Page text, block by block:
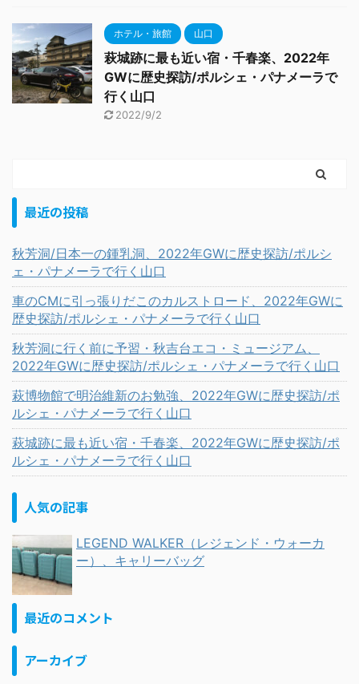
ホテル・旅館 山口
萩城跡に最も近い宿・千春楽、2022年
GWに歴史探訪/ポルシェ・パナメーラで
行く山口
2022/9/2
最近の投稿
秋芳洞/日本一の鍾乳洞、2022年GWに歴史探訪/ポルシ
ェ・パナメーラで行く山口
車のCMに引っ張りだこのカルストロード、2022年GWに
歴史探訪/ポルシェ・パナメーラで行く山口
秋芳洞に行く前に予習・秋吉台エコ・ミュージアム、
2022年GWに歴史探訪/ポルシェ・パナメーラで行く山口
萩博物館で明治維新のお勉強、2022年GWに歴史探訪/ポ
ルシェ・パナメーラで行く山口
萩城跡に最も近い宿・千春楽、2022年GWに歴史探訪/ポ
ルシェ・パナメーラで行く山口
人気の記事
LEGEND WALKER（レジェンド・ウォーカ
ー）、キャリーバッグ
最近のコメント
アーカイブ